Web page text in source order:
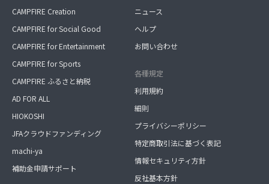
CAMPFIRE Creation
CAMPFIRE for Social Good
CAMPFIRE for Entertainment
CAMPFIRE for Sports
CAMPFIRE ふるさと納税
AD FOR ALL
HIOKOSHI
JFAクラウドファンディング
machi-ya
補助金申請サポート
ニュース
ヘルプ
お問い合わせ
各種規定
利用規約
細則
プライバシーポリシー
特定商取引法に基づく表記
情報セキュリティ方針
反社基本方針